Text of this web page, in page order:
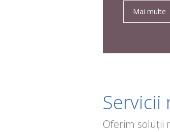
Mai multe
Servicii
Oferim soluții